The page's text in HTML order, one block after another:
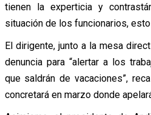
tienen la experticia y
situación de los funcionarios,
El dirigente, junto a la mesa
denuncia para “alertar a los
que saldrán de vacaciones”,
concretará en marzo donde